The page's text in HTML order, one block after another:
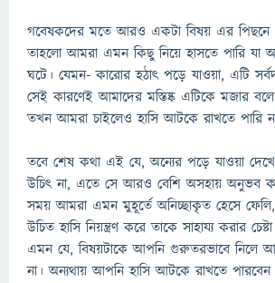
গবেষকদের মতে আরও একটা বিষয় এর পিছনে
তাহলো আমরা এমন কিছু নিয়ে হাসতে পারি যা
ঘটে। যেমন- কারোর হঠাৎ পড়ে যাওয়া, এটি
সেই কারণেই আমাদের মস্তিষ্ক এটিকে মজার
তখন আমরা চাইলেও হাসি আটকে রাখতে পারি
তবে শেষ কথা এই যে, অন্যের পড়ে যাওয়া দেখে
উচিৎ না, এতে সে আরও বেশি অসহায় অনুভব
সময় আমরা এমন মুহূর্তে অনিচ্ছাকৃত হেসে
উচিত হাসি নিয়ন্ত্রণ করে তাকে সাহায্য করার
এমন যে, বিষয়টাকে আপনি গুরুতরভাবে নিলে
না। অন্যথায় আপনি হাসি আটকে রাখতে পারবেন